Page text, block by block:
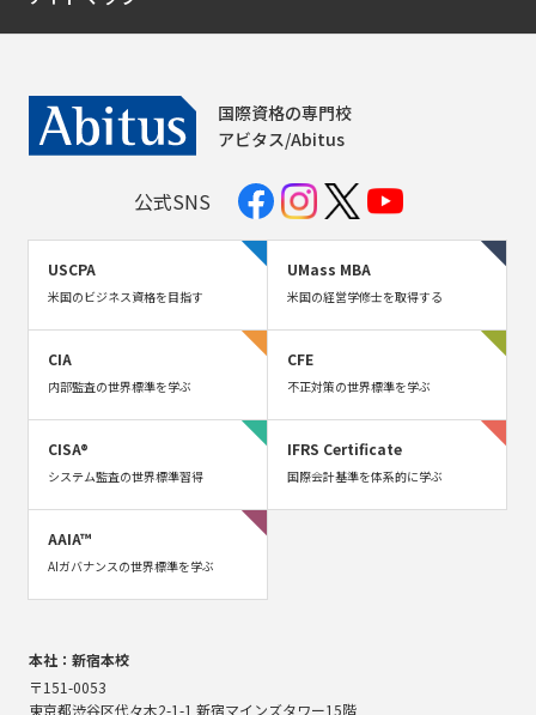
国際資格の専門校
アビタス/Abitus
公式SNS
USCPA
米国のビジネス資格を目指す
UMass MBA
米国の経営学修士を取得する
CIA
内部監査の世界標準を学ぶ
CFE
不正対策の世界標準を学ぶ
CISA®
システム監査の世界標準習得
IFRS Certificate
国際会計基準を体系的に学ぶ
AAIA™
AIガバナンスの世界標準を学ぶ
本社：新宿本校
〒151-0053
東京都渋谷区代々木2-1-1 新宿マインズタワー15階